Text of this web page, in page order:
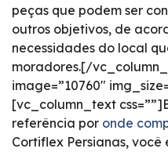
peças que podem ser
outros objetivos, de
necessidades do local
moradores.[/
image=”10760″
[vc_column_text
referência por onde
Cortiflex Persianas,